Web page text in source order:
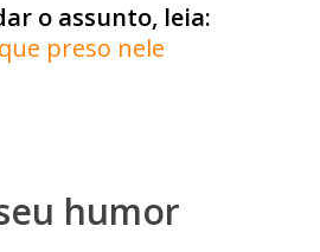
o assunto, leia:
preso nele
humor